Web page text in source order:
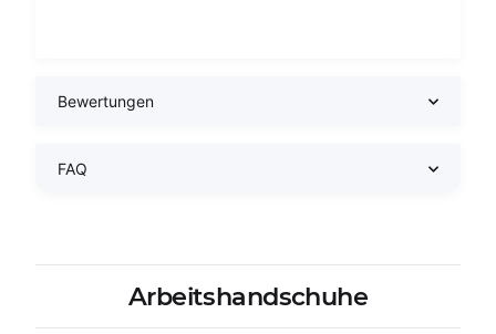
Bewertungen
FAQ
Arbeitshandschuhe